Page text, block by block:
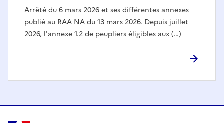
Arrêté du 6 mars 2026 et ses différentes annexes
publié au RAA NA du 13 mars 2026. Depuis juillet
2026, l'annexe 1.2 de peupliers éligibles aux (…)